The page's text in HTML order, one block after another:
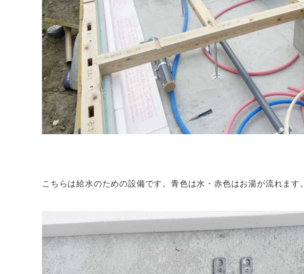
こちらは給水のための設備です。青色は水・赤色はお湯が流れます。